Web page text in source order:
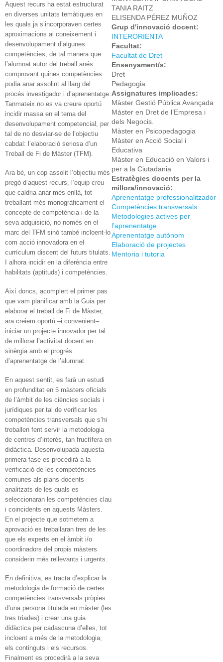
Aquest recurs ha estat estructurat
en diverses unitats temàtiques en
les quals ja s’incorporaven certes
aproximacions al coneixement i
desenvolupament d’algunes
competències, de tal manera que
l’alumnat autor del treball anés
comprovant quines competències
podia anar assolint al llarg del
procés investigador i d’aprenentatge.
Tanmateix no es va creure oportú
incidir massa en el tema del
desenvolupament competencial, per
tal de no desviar-se de l’objectiu
cabdal: l’elaboració seriosa d’un
Treball de Fi de Màster (TFM).
Ara bé, un cop assolit l’objectiu més
pregó d’aquest recurs, l’equip creu
que caldria anar més enllà, tot
treballant més monogràficament el
concepte de competència i de la
seva adquisició, no només en el
marc del TFM sinó també incloent-lo
com acció innovadora en el
currículum discent del futurs titulats.
I alhora incidir en la diferència entre
habilitats (aptituds) i competències.
Així doncs, acomplert el primer pas
que vam planificar amb la Guia per
elaborar el treball de Fi de Màster,
ara creiem oportú –i convenient–
iniciar un projecte innovador per tal
de millorar l’activitat docent en
sinèrgia amb el progrés
d’aprenentatge de l’alumnat.
En aquest sentit, es farà un estudi
en profunditat en 5 màsters oficials
de l’àmbit de les ciències socials i
jurídiques per tal de verificar les
competències transversals que s’hi
treballen fent servir la metodologia
de centres d’interès, tan fructífera en
didàctica. Desenvolupada aquesta
primera fase es procedirà a la
verificació de les competències
comunes als plans docents
analitzats de les quals es
seleccionaran les competències clau
i coincidents en aquests Màsters.
En el projecte que sotmetem a
aprovació es treballaran tres de les
que els experts en el àmbit i/o
coordinadors del propis màsters
considerin més rellevants i urgents.
En definitiva, es tracta d’explicar la
metodologia de formació de certes
competències transversals pròpies
d’una persona titulada en màster (les
tres triades) i crear una guia
didàctica per cadascuna d’elles, tot
incloent a més de la metodologia,
els continguts i els recursos.
Finalment es procedirà a la seva
TANIA RAITZ
ELISENDA PÉREZ MUÑOZ
Grup d'innovació docent:
INTERORIENTA
Facultat:
Facultat de Dret
Ensenyament/s:
Dret
Pedagogia
Assignatures implicades:
Màster Gestió Pública Avançada
Màster en Dret de l’Empresa i
dels Negocis.
Màster en Psicopedagogia
Màster en Acció Social i
Educativa
Màster en Educació en Valors i
per a la Ciutadania
Estratègies docents per la
millora/innovació:
Aprenentatge professionalitzador
Competències transversals
Metodologies actives per
l’aprenentatge
Aprenentatge autònom
Elaboració de projectes
Mentoria i tutoria